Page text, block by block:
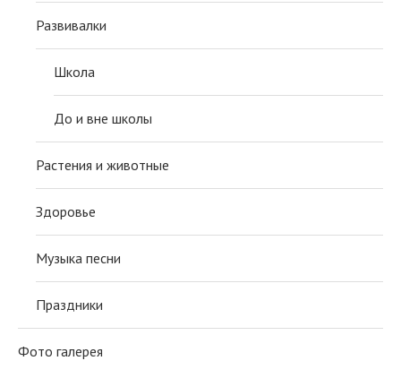
Развивалки
Школа
До и вне школы
Растения и животные
Здоровье
Музыка песни
Праздники
Фото галерея